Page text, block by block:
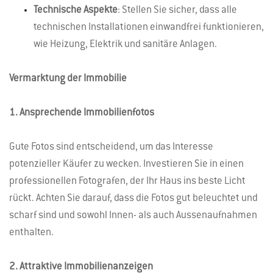
Technische Aspekte: Stellen Sie sicher, dass alle
technischen Installationen einwandfrei funktionieren,
wie Heizung, Elektrik und sanitäre Anlagen.
Vermarktung der Immobilie
1. Ansprechende Immobilienfotos
Gute Fotos sind entscheidend, um das Interesse
potenzieller Käufer zu wecken. Investieren Sie in einen
professionellen Fotografen, der Ihr Haus ins beste Licht
rückt. Achten Sie darauf, dass die Fotos gut beleuchtet und
scharf sind und sowohl Innen- als auch Aussenaufnahmen
enthalten.
2. Attraktive Immobilienanzeigen